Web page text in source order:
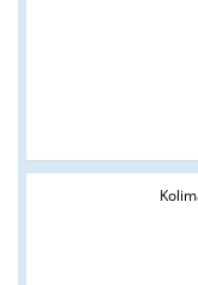
v oblasti